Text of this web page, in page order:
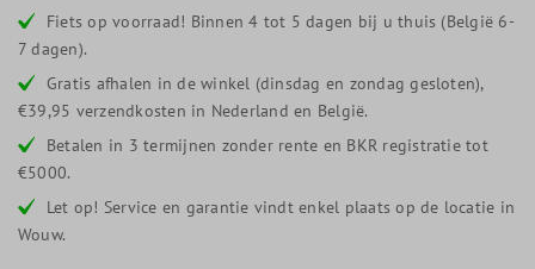
Fiets op voorraad! Binnen 4 tot 5 dagen bij u thuis (België 6-
7 dagen).
Gratis afhalen in de winkel (dinsdag en zondag gesloten),
€39,95 verzendkosten in Nederland en België.
Betalen in 3 termijnen zonder rente en BKR registratie tot
€5000.
Let op! Service en garantie vindt enkel plaats op de locatie in
Wouw.